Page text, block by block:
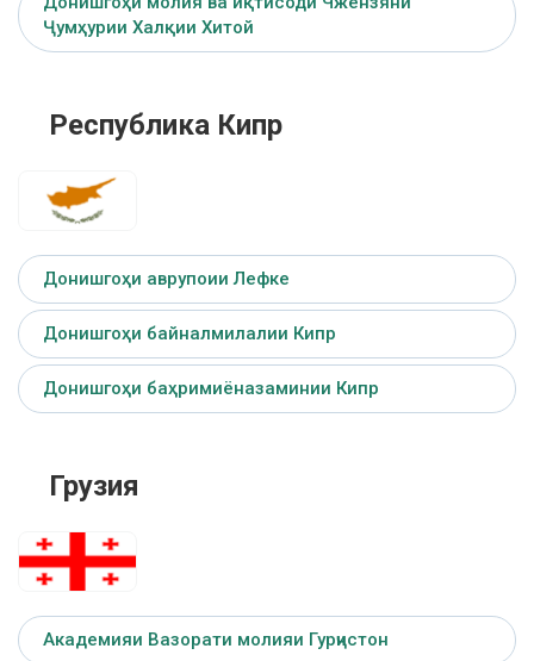
Ҷумҳурии Халқии Хитой
Республика Кипр
Донишгоҳи аврупоии Лефке
Донишгоҳи байналмилалии Кипр
Донишгоҳи баҳримиёназаминии Кипр
Грузия
Академияи Вазорати молияи Гурҷистон